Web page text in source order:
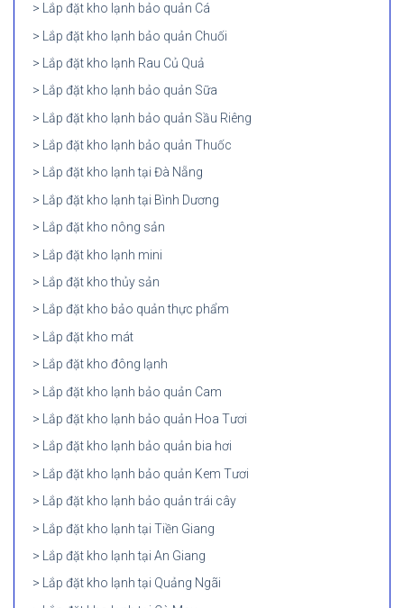
Lắp đặt kho lạnh bảo quản Cá
Lắp đặt kho lạnh bảo quản Chuối
Lắp đặt kho lạnh Rau Củ Quả
Lắp đặt kho lạnh bảo quản Sữa
Lắp đặt kho lạnh bảo quản Sầu Riêng
Lắp đặt kho lạnh bảo quản Thuốc
Lắp đặt kho lạnh tại Đà Nẵng
Lắp đặt kho lạnh tại Bình Dương
Lắp đặt kho nông sản
Lắp đặt kho lạnh mini
Lắp đặt kho thủy sản
Lắp đặt kho bảo quản thực phẩm
Lắp đặt kho mát
Lắp đặt kho đông lạnh
Lắp đặt kho lạnh bảo quản Cam
Lắp đặt kho lạnh bảo quản Hoa Tươi
Lắp đặt kho lạnh bảo quản bia hơi
Lắp đặt kho lạnh bảo quản Kem Tươi
Lắp đặt kho lạnh bảo quản trái cây
Lắp đặt kho lạnh tại Tiền Giang
Lắp đặt kho lạnh tại An Giang
Lắp đặt kho lạnh tại Quảng Ngãi